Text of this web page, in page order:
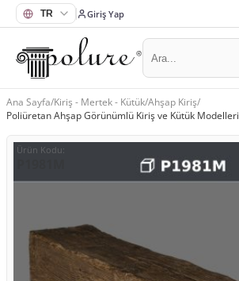
Giriş Yap
Ana Sayfa/Kiriş - Mertek - Kütük/Ahşap Kiriş/
Poliüretan Ahşap Görünümlü Kiriş ve Kütük Modelleri
Ürün Kodu: